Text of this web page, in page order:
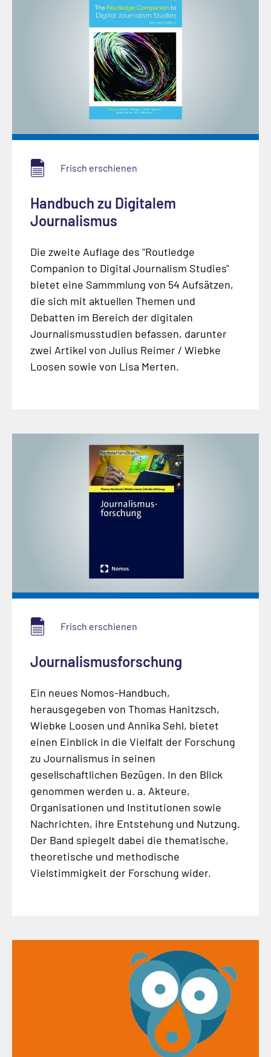
Frisch erschienen
Handbuch zu Digitalem
Journalismus
Die zweite Auflage des "Routledge
Companion to Digital Journalism Studies"
bietet eine Sammmlung von 54 Aufsätzen,
die sich mit aktuellen Themen und
Debatten im Bereich der digitalen
Journalismusstudien befassen, darunter
zwei Artikel von Julius Reimer / Wiebke
Loosen sowie von Lisa Merten.
Frisch erschienen
Journalismusforschung
Ein neues Nomos-Handbuch,
herausgegeben von Thomas Hanitzsch,
Wiebke Loosen und Annika Sehl, bietet
einen Einblick in die Vielfalt der Forschung
zu Journalismus in seinen
gesellschaftlichen Bezügen. In den Blick
genommen werden u. a. Akteure,
Organisationen und Institutionen sowie
Nachrichten, ihre Entstehung und Nutzung.
Der Band spiegelt dabei die thematische,
theoretische und methodische
Vielstimmigkeit der Forschung wider.